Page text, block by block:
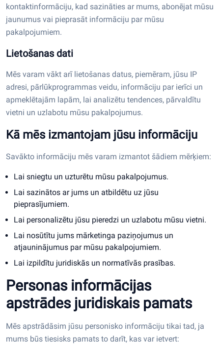
kontaktinformāciju, kad sazināties ar mums, abonējat mūsu
jaunumus vai pieprasāt informāciju par mūsu
pakalpojumiem.
Lietošanas dati
Mēs varam vākt arī lietošanas datus, piemēram, jūsu IP
adresi, pārlūkprogrammas veidu, informāciju par ierīci un
apmeklētajām lapām, lai analizētu tendences, pārvaldītu
vietni un uzlabotu mūsu pakalpojumus.
Kā mēs izmantojam jūsu informāciju
Savākto informāciju mēs varam izmantot šādiem mērķiem:
Lai sniegtu un uzturētu mūsu pakalpojumus.
Lai sazinātos ar jums un atbildētu uz jūsu
pieprasījumiem.
Lai personalizētu jūsu pieredzi un uzlabotu mūsu vietni.
Lai nosūtītu jums mārketinga paziņojumus un
atjauninājumus par mūsu pakalpojumiem.
Lai izpildītu juridiskās un normatīvās prasības.
Personas informācijas
apstrādes juridiskais pamats
Mēs apstrādāsim jūsu personisko informāciju tikai tad, ja
mums būs tiesisks pamats to darīt, kas var ietvert: